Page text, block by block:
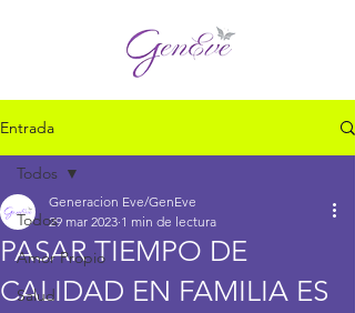
Entrada
Todos
Amor Propio
Salud
Todos
PASAR TIEMPO DE
CALIDAD EN FAMILIA ES
Generacion Eve/GenEve
29 mar 2023 1 min de lectura